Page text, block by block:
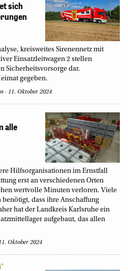
sich
kreisweites Sirenennetz mit
Einsatzleitwagen 2 stellen
Sicherheitsvorsorge dar.
gegeben.
11. Oktober 2024
alle
Hilfsorganisationen im Ernstfall
erst an verschiedenen Orten
wertvolle Minuten verloren. Viele
dass ihre Anschaffung
hat der Landkreis Karlsruhe ein
aufgebaut, das allen
Oktober 2024